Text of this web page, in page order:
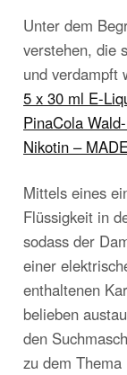
Unter dem
verstehen, die
und verdampft
5 x 30 ml E-
PinaCola
Nikotin –
Mittels eines
Flüssigkeit in
sodass der
einer
enthaltenen
belieben
den
zu dem